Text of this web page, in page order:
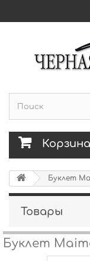
Корзина
Буклет
Товары
Буклет